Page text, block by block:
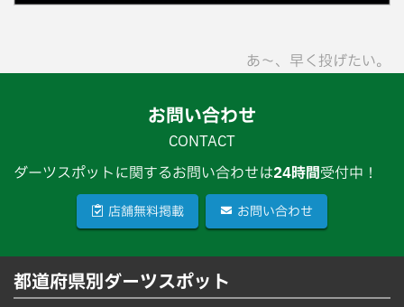
あ〜、早く投げたい。
お問い合わせ
CONTACT
ダーツスポットに関するお問い合わせは24時間受付中！
店舗無料掲載 お問い合わせ
都道府県別ダーツスポット